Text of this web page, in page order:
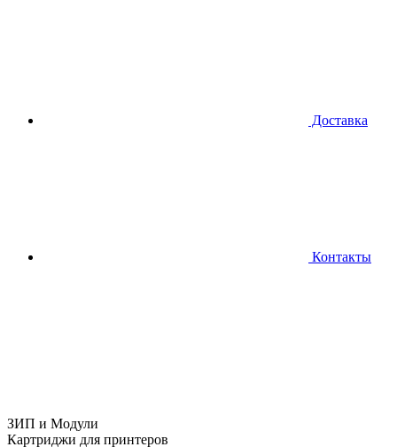
Доставка
Контакты
ЗИП и Модули
Картриджи для принтеров